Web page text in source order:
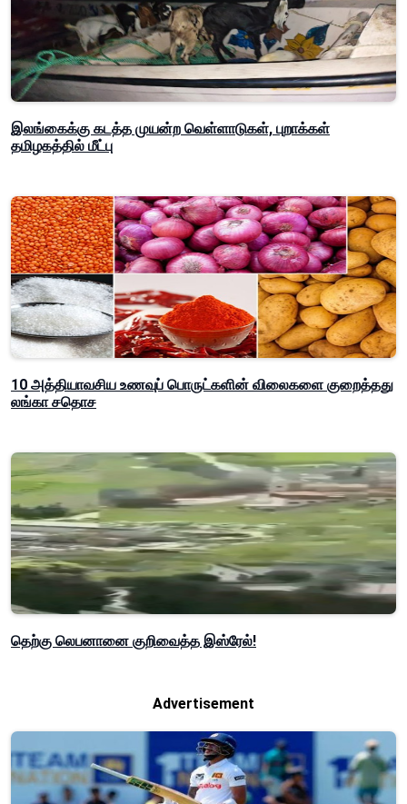
இலங்கைக்கு கடத்த முயன்ற வெள்ளாடுகள், புறாக்கள்
தமிழகத்தில் மீட்பு
10 அத்தியாவசிய உணவுப் பொருட்களின் விலைகளை குறைத்தது
லங்கா சதொச
தெற்கு லெபனானை குறிவைத்த இஸ்ரேல்!
Advertisement